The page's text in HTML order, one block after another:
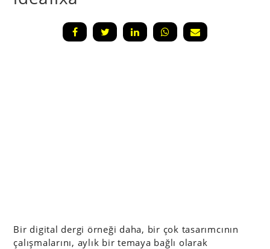
Bir digital dergi örneği daha, bir çok tasarımcının
çalışmalarını, aylık bir temaya bağlı olarak